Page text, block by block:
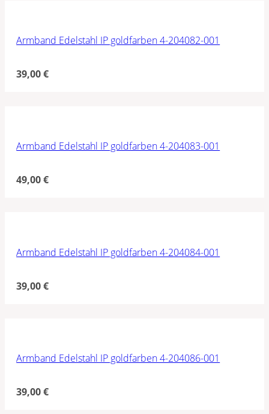
Armband Edelstahl IP goldfarben 4-204082-001
39,00€
Armband Edelstahl IP goldfarben 4-204083-001
49,00€
Armband Edelstahl IP goldfarben 4-204084-001
39,00€
Armband Edelstahl IP goldfarben 4-204086-001
39,00€